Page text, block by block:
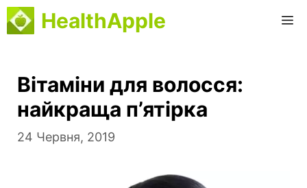
Перейти
до
HealthApple
Вітаміни для волосся:
найкраща п’ятірка
24 Червня, 2019